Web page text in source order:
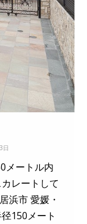
日
メートル内
レートして
浜市 愛媛・
150メート